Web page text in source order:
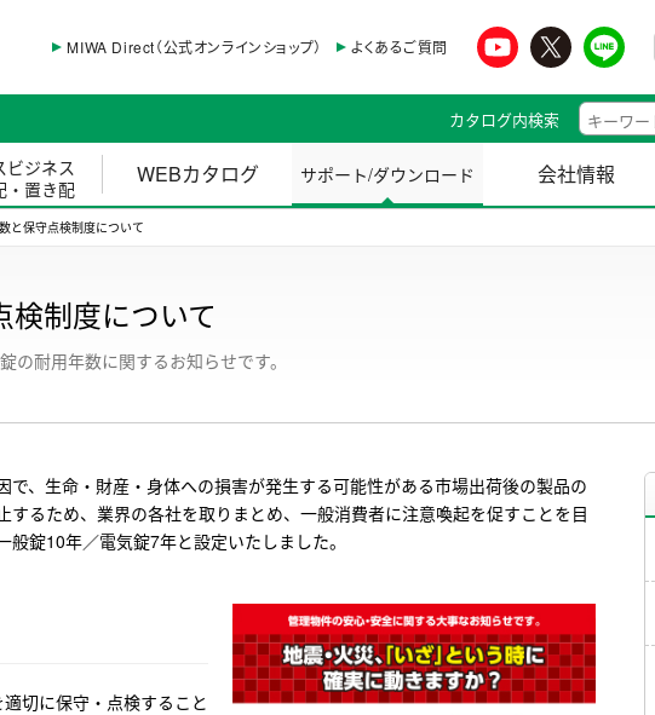
MIWA Direct（公式オンラインショップ） よくあるご質問
カタログ内検索
ビジネス
・置き配
WEBカタログ サポート/ダウンロード 会社情報
と保守点検制度について
制度について
の耐用年数に関するお知らせです。
で、生命・財産・身体への損害が発生する可能性がある市場出荷後の製品の
するため、業界の各社を取りまとめ、一般消費者に注意喚起を促すことを目
錠10年／電気錠7年と設定いたしました。
切に保守・点検すること